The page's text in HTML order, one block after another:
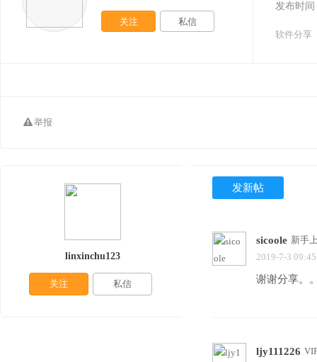
发布时间
软件分享
关注 私信
举报
发新帖
sicoole 新手
2019-7-3
谢谢分享。
ljy111226
linxinchu123
关注 私信